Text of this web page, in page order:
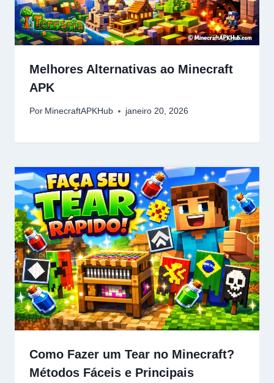
Melhores Alternativas ao Minecraft
APK
Por MinecraftAPKHub janeiro 20, 2026
Como Fazer um Tear no Minecraft?
Métodos Fáceis e Principais